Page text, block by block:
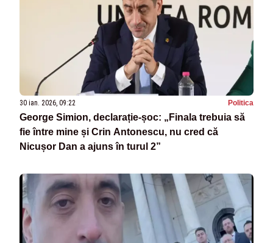
30 ian. 2026, 09:22 Politica
George Simion, declarație-șoc: „Finala trebuia să
fie între mine și Crin Antonescu, nu cred că
Nicușor Dan a ajuns în turul 2”